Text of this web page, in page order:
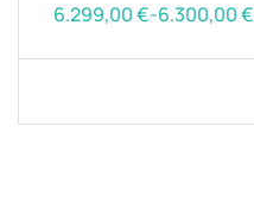
6.299,00€-6.300,00€